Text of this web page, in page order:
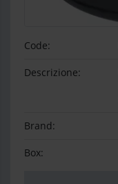
Code:
Descrizione:
Brand:
Box: